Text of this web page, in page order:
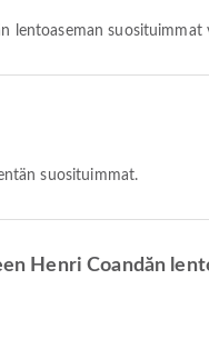
lentoaseman suosituimmat
suosituimmat.
Henri Coandăn